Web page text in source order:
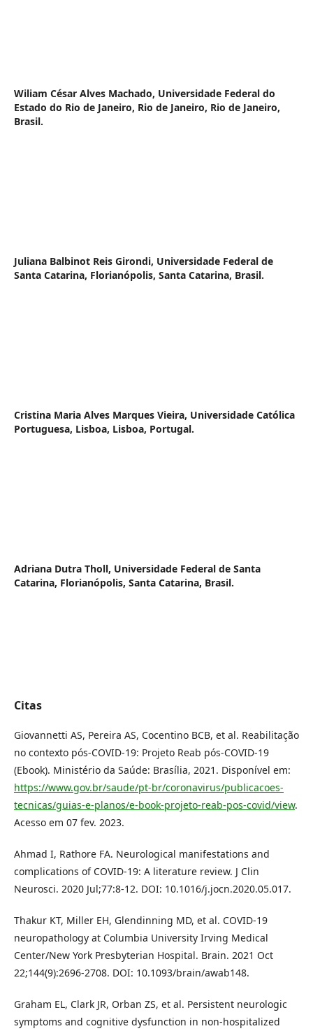
Wiliam César Alves Machado, Universidade Federal do
Estado do Rio de Janeiro, Rio de Janeiro, Rio de Janeiro,
Brasil.
Juliana Balbinot Reis Girondi, Universidade Federal de
Santa Catarina, Florianópolis, Santa Catarina, Brasil.
Cristina Maria Alves Marques Vieira, Universidade Católica
Portuguesa, Lisboa, Lisboa, Portugal.
Adriana Dutra Tholl, Universidade Federal de Santa
Catarina, Florianópolis, Santa Catarina, Brasil.
Citas
Giovannetti AS, Pereira AS, Cocentino BCB, et al. Reabilitação
no contexto pós-COVID-19: Projeto Reab pós-COVID-19
(Ebook). Ministério da Saúde: Brasília, 2021. Disponível em:
https://www.gov.br/saude/pt-br/coronavirus/publicacoes-
tecnicas/guias-e-planos/e-book-projeto-reab-pos-covid/view.
Acesso em 07 fev. 2023.
Ahmad I, Rathore FA. Neurological manifestations and
complications of COVID-19: A literature review. J Clin
Neurosci. 2020 Jul;77:8-12. DOI: 10.1016/j.jocn.2020.05.017.
Thakur KT, Miller EH, Glendinning MD, et al. COVID-19
neuropathology at Columbia University Irving Medical
Center/New York Presbyterian Hospital. Brain. 2021 Oct
22;144(9):2696-2708. DOI: 10.1093/brain/awab148.
Graham EL, Clark JR, Orban ZS, et al. Persistent neurologic
symptoms and cognitive dysfunction in non-hospitalized